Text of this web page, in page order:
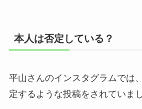
本人は否定している？
平山さんのインスタグラムでは
定するような投稿をされていまし